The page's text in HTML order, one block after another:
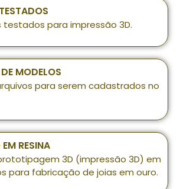
testados para impressão 3D.
MODELOS
para serem cadastrados no
RESINA
3D (impressão 3D) em
para fabricação de joias em ouro.